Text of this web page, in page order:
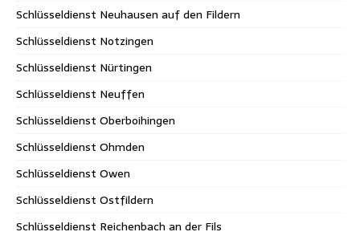
Schlüsseldienst Neuhausen auf den Fildern
Schlüsseldienst Notzingen
Schlüsseldienst Nürtingen
Schlüsseldienst Neuffen
Schlüsseldienst Oberboihingen
Schlüsseldienst Ohmden
Schlüsseldienst Owen
Schlüsseldienst Ostfildern
Schlüsseldienst Reichenbach an der Fils